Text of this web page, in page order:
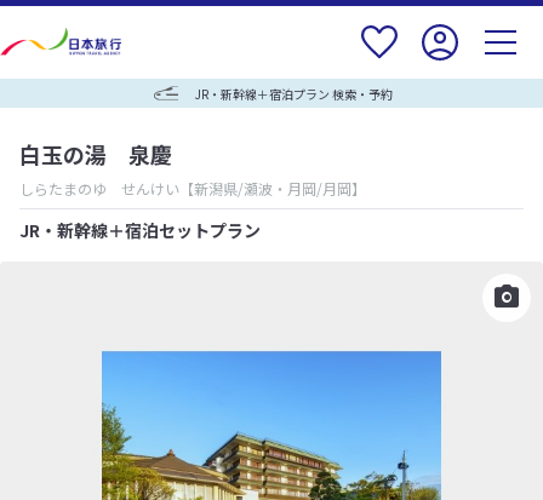
JR・新幹線＋宿泊プラン 検索・予約
白玉の湯 泉慶
しらたまのゆ せんけい 【新潟県/瀬波・月岡/月岡】
JR・新幹線＋宿泊セットプラン